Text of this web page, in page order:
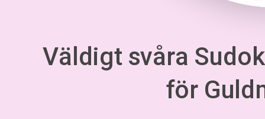
Väldigt svåra
för